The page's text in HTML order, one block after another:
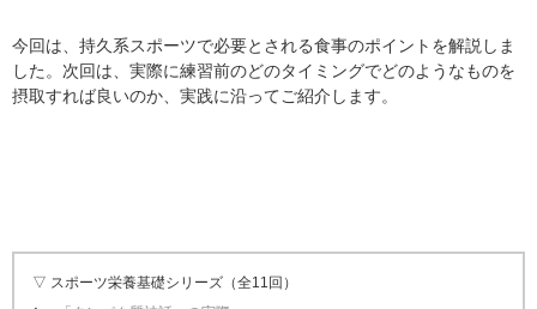
今回は、持久系スポーツで必要とされる食事のポイントを解説しま
した。次回は、実際に練習前のどのタイミングでどのようなものを
摂取すれば良いのか、実践に沿ってご紹介します。
▽ スポーツ栄養基礎シリーズ（全11回）